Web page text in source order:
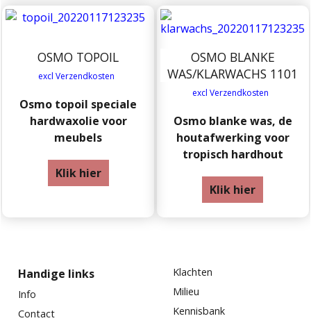
OSMO TOPOIL
excl Verzendkosten
Osmo topoil speciale
hardwaxolie voor
meubels
Klik hier
OSMO BLANKE
WAS/KLARWACHS 1101
excl Verzendkosten
Osmo blanke was, de
houtafwerking voor
tropisch hardhout
Klik hier
Handige links
Info
Contact
Klachten
Milieu
Kennisbank